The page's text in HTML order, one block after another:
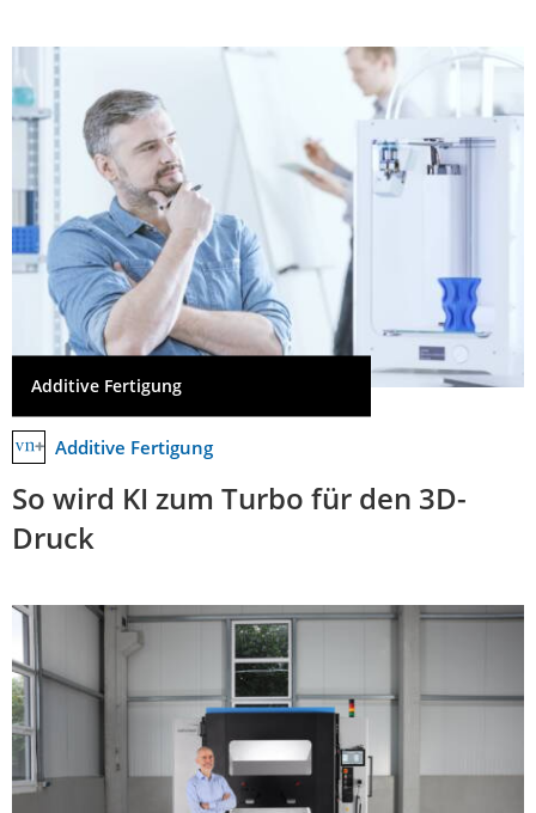
Additive Fertigung
Additive Fertigung
So wird KI zum Turbo für den 3D-
Druck